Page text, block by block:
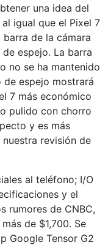
una idea del
igual que el Pixel 7
de la cámara
espejo. La barra
no se ha mantenido
espejo mostrará
7 más económico
pulido con chorro
y es más
revisión de
al teléfono; I/O
y el
rumores de CNBC,
de $1,700. Se
Google Tensor G2